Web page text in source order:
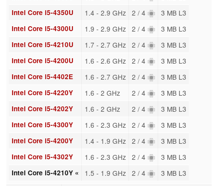
Intel Core i5-4350U 1.4 - 2.9 GHz 2 / 4 3 MB L3
Intel Core i5-4300U 1.9 - 2.9 GHz 2 / 4 3 MB L3
Intel Core i5-4210U 1.7 - 2.7 GHz 2 / 4 3 MB L3
Intel Core i5-4200U 1.6 - 2.6 GHz 2 / 4 3 MB L3
Intel Core i5-4402E 1.6 - 2.7 GHz 2 / 4 3 MB L3
Intel Core i5-4220Y 1.6 - 2 GHz 2 / 4 3 MB L3
Intel Core i5-4202Y 1.6 - 2 GHz 2 / 4 3 MB L3
Intel Core i5-4300Y 1.6 - 2.3 GHz 2 / 4 3 MB L3
Intel Core i5-4200Y 1.4 - 1.9 GHz 2 / 4 3 MB L3
Intel Core i5-4302Y 1.6 - 2.3 GHz 2 / 4 3 MB L3
Intel Core i5-4210Y « 1.5 - 1.9 GHz 2 / 4 3 MB L3